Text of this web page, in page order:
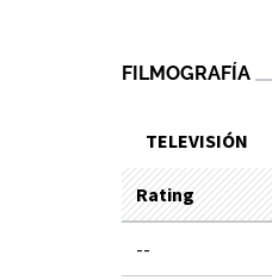
FILMOGRAFÍA
TELEVISIÓN
Rating
--